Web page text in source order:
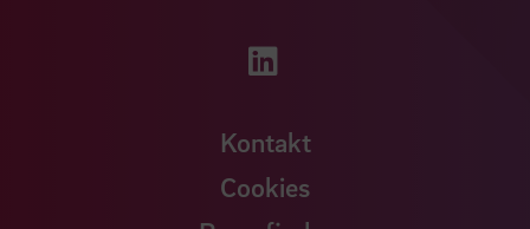
Zu unserer
Kontakt
Cookies